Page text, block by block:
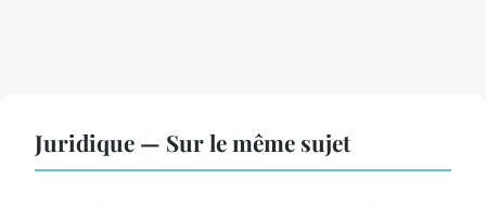
Juridique — Sur le même sujet